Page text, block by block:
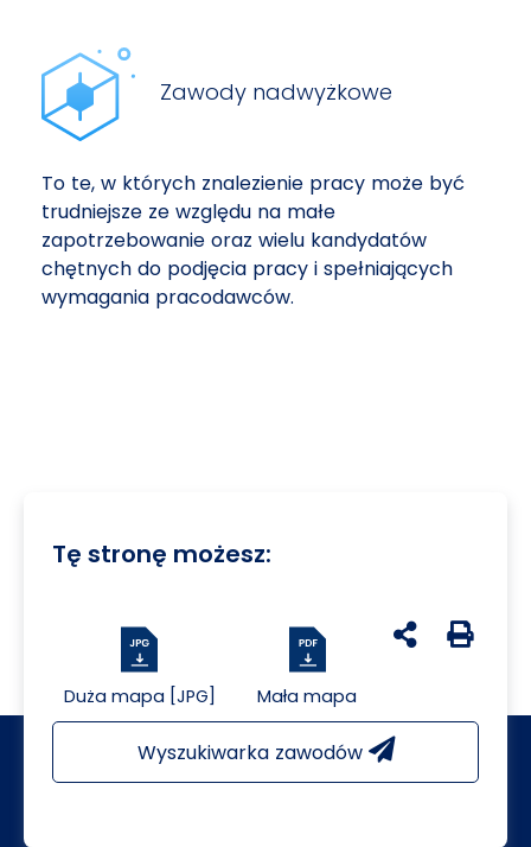
Zawody nadwyżkowe
To te, w których znalezienie pracy może być
trudniejsze ze względu na małe
zapotrzebowanie oraz wielu kandydatów
chętnych do podjęcia pracy i spełniających
wymagania pracodawców.
Tę stronę możesz:
Duża mapa [JPG] Mała mapa
udostępnij na
Generuj
Wyszukiwarka zawodów